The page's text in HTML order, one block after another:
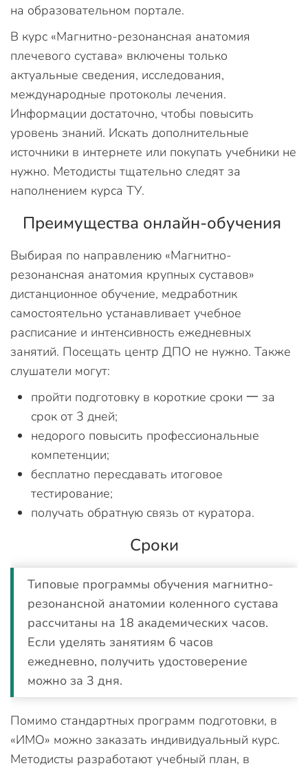
на образовательном портале.
В курс «Магнитно-резонансная анатомия
плечевого сустава» включены только
актуальные сведения, исследования,
международные протоколы лечения.
Информации достаточно, чтобы повысить
уровень знаний. Искать дополнительные
источники в интернете или покупать учебники не
нужно. Методисты тщательно следят за
наполнением курса ТУ.
Преимущества онлайн-обучения
Выбирая по направлению «Магнитно-
резонансная анатомия крупных суставов»
дистанционное обучение, медработник
самостоятельно устанавливает учебное
расписание и интенсивность ежедневных
занятий. Посещать центр ДПО не нужно. Также
слушатели могут:
пройти подготовку в короткие сроки 一 за
срок от 3 дней;
недорого повысить профессиональные
компетенции;
бесплатно пересдавать итоговое
тестирование;
получать обратную связь от куратора.
Сроки
Типовые программы обучения магнитно-
резонансной анатомии коленного сустава
рассчитаны на 18 академических часов.
Если уделять занятиям 6 часов
ежедневно, получить удостоверение
можно за 3 дня.
Помимо стандартных программ подготовки, в
«ИМО» можно заказать индивидуальный курс.
Методисты разработают учебный план, в